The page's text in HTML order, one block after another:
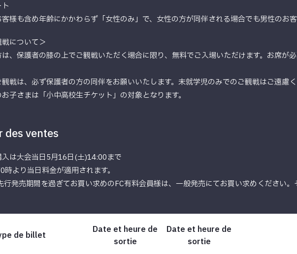
客様も含め年齢にかかわらず「女性のみ」で、女性の方が同伴される場合でも男性のお
について＞
は、保護者の膝の上でご観戦いただく場合に限り、無料でご入場いただけます。お席が
観戦は、必ず保護者の方の同伴をお願いいたします。未就学児のみでのご観戦はご遠慮く
子さまは「小中高校生チケット」の対象となります。
des ventes
は大会当日5月16日(土)14:00まで
より当日料金が適用されます。
発売期間を過ぎてお買い求めのFC有料会員様は、一般発売にてお買い求めください
de billet
Date et heure de
sortie
Date et heure de
sortie